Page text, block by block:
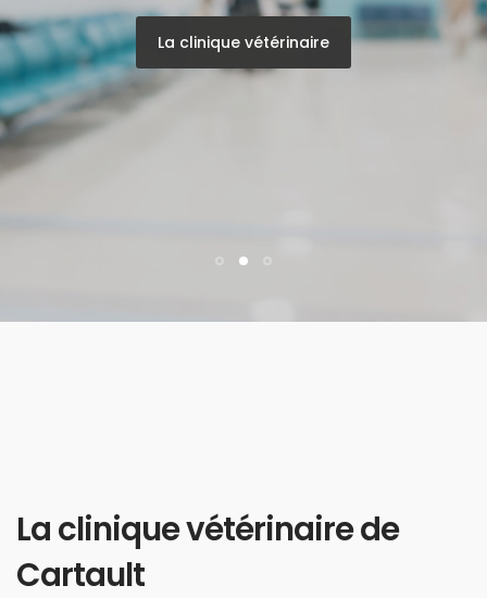
La clinique vétérinaire
La clinique vétérinaire de
Cartault